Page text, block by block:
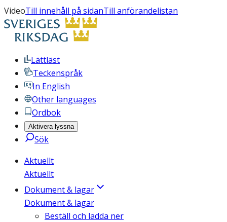
VideoTill innehåll på sidanTill anförandelistan
Lättläst
Teckenspråk
In English
Other languages
Ordbok
Aktivera lyssna
Sök
Aktuellt
Aktuellt
Dokument & lagar
Dokument & lagar
Beställ och ladda ner